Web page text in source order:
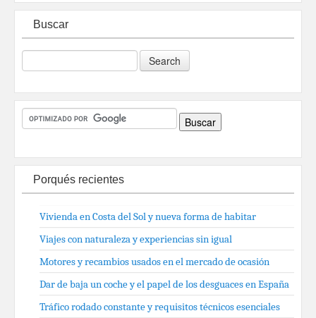
Buscar
Porqués recientes
Vivienda en Costa del Sol y nueva forma de habitar
Viajes con naturaleza y experiencias sin igual
Motores y recambios usados en el mercado de ocasión
Dar de baja un coche y el papel de los desguaces en España
Tráfico rodado constante y requisitos técnicos esenciales